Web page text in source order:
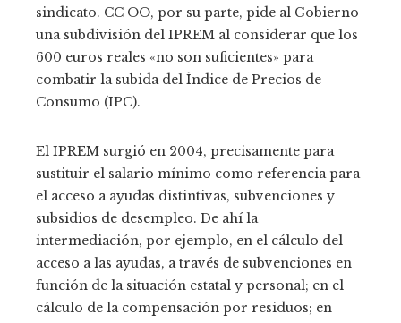
sindicato. CC OO, por su parte, pide al Gobierno
una subdivisión del IPREM al considerar que los
600 euros reales «no son suficientes» para
combatir la subida del Índice de Precios de
Consumo (IPC).
El IPREM surgió en 2004, precisamente para
sustituir el salario mínimo como referencia para
el acceso a ayudas distintivas, subvenciones y
subsidios de desempleo. De ahí la
intermediación, por ejemplo, en el cálculo del
acceso a las ayudas, a través de subvenciones en
función de la situación estatal y personal; en el
cálculo de la compensación por residuos; en